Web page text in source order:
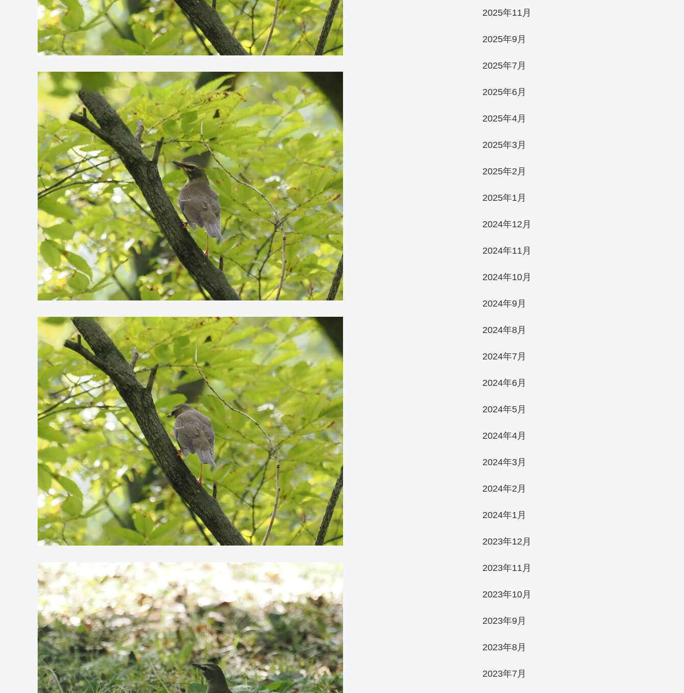
2025年11月
2025年9月
2025年7月
2025年6月
2025年4月
2025年3月
2025年2月
2025年1月
2024年12月
2024年11月
2024年10月
2024年9月
2024年8月
2024年7月
2024年6月
2024年5月
2024年4月
2024年3月
2024年2月
2024年1月
2023年12月
2023年11月
2023年10月
2023年9月
2023年8月
2023年7月